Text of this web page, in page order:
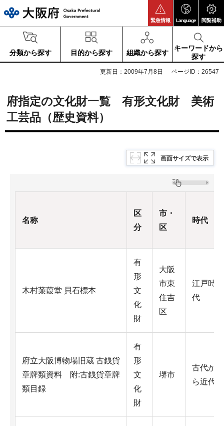
緊急情報 Language 閲覧補助
分類から探す 目的から探す 組織から探す
キーワードから
探す
更新日：2009年7月8日 ページID：26547
府指定の文化財一覧 有形文化財 美術
工芸品（歴史資料）
画面サイズで表示
名称
区
分
市・
区
時代
木村蒹葭堂 貝石標本
有
形
文
化
財
大阪
市東
住吉
区
江戸時
代
府立大阪博物場旧蔵 古銭貨
章牌類資料 附:古銭貨章牌
類目録
有
形
文
化
財
堺市
古代か
ら近代